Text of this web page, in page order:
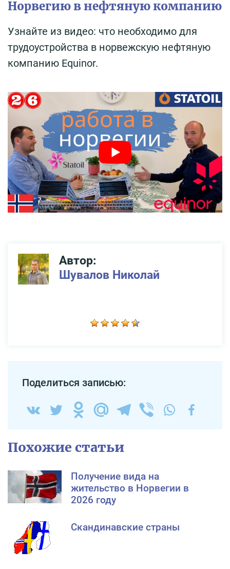
Норвегию в нефтяную компанию
Узнайте из видео: что необходимо для
трудоустройства в норвежскую нефтяную
компанию Equinor.
Автор:
Шувалов Николай
Поделиться записью:
Похожие статьи
Получение вида на
жительство в Норвегии в
2026 году
Скандинавские страны